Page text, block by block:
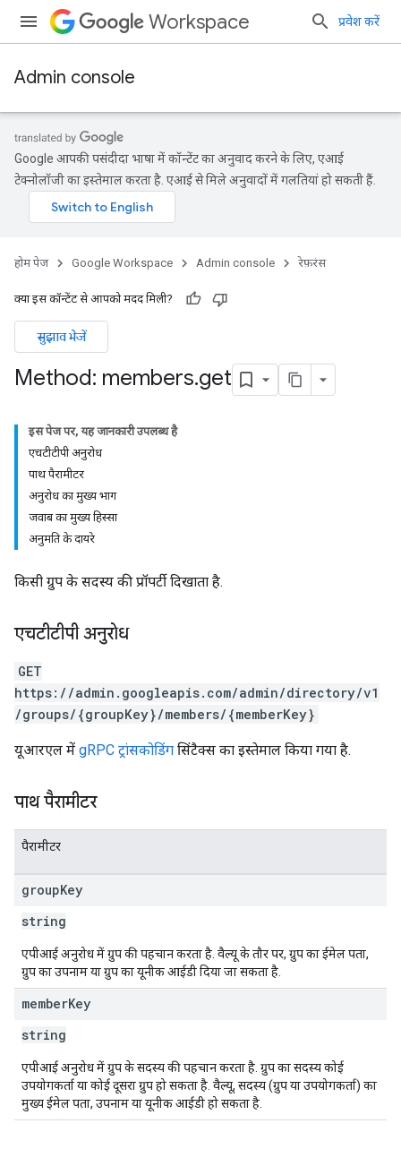
Workspace प्रवेश करें
Admin console
Google आपकी पसंदीदा भाषा में कॉन्टेंट का अनुवाद करने के लिए, एआई
टेक्नोलॉजी का इस्तेमाल करता है. एआई से मिले अनुवादों में गलतियां हो सकती हैं.
होम पेज Google Workspace Admin console रेफ़रंस
क्या इस कॉन्टेंट से आपको मदद मिली?
सुझाव भेजें
Method: members.get
इस पेज पर, यह जानकारी उपलब्ध है
एचटीटीपी अनुरोध
पाथ पैरामीटर
अनुरोध का मुख्य भाग
जवाब का मुख्य हिस्सा
अनुमति के दायरे
किसी ग्रुप के सदस्य की प्रॉपर्टी दिखाता है.
एचटीटीपी अनुरोध
GET
https://admin.googleapis.com/admin/directory/v1
/groups/{groupKey}/members/{memberKey}
यूआरएल में gRPC ट्रांसकोडिंग सिंटैक्स का इस्तेमाल किया गया है.
पाथ पैरामीटर
पैरामीटर
groupKey
string
एपीआई अनुरोध में ग्रुप की पहचान करता है. वैल्यू के तौर पर, ग्रुप का ईमेल पता,
ग्रुप का उपनाम या ग्रुप का यूनीक आईडी दिया जा सकता है.
memberKey
string
एपीआई अनुरोध में ग्रुप के सदस्य की पहचान करता है. ग्रुप का सदस्य कोई
उपयोगकर्ता या कोई दूसरा ग्रुप हो सकता है. वैल्यू, सदस्य (ग्रुप या उपयोगकर्ता) का
मुख्य ईमेल पता, उपनाम या यूनीक आईडी हो सकता है.